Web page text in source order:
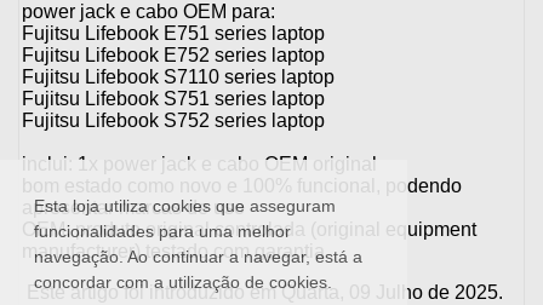
Esta loja utiliza cookies que asseguram
funcionalidades para uma melhor
navegação. Ao continuar a navegar, está a
concordar com a utilização de cookies.
power jack e cabo OEM para:
Fujitsu Lifebook E751 series laptop
Fujitsu Lifebook E752 series laptop
Fujitsu Lifebook S7110 series laptop
Fujitsu Lifebook S751 series laptop
Fujitsu Lifebook S752 series laptop
inclui: 1x power jack e cabo OEM original
bom estado como novo e 100% funcional, podendo
apresentar marcas de uso
OEM: produto original controlada (original equipment
manufacturer) testado com garantia
Este artigo foi introduzido em Quarta, 09 Julho de 2025.